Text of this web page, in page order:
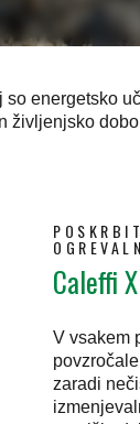
energetsko
življenjsko
Caleffi
V vsakem
zaradi